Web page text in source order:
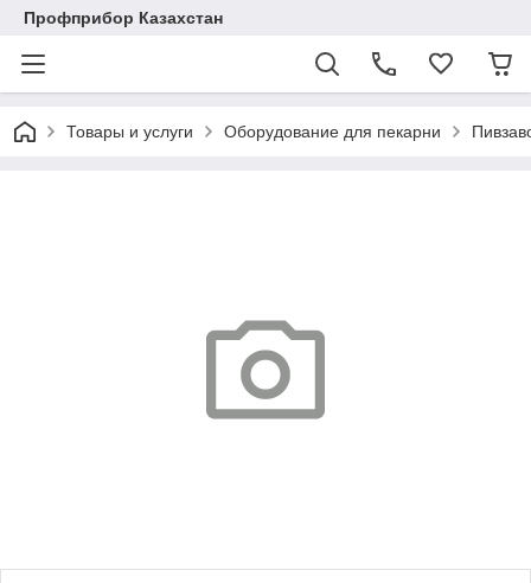
Профприбор Казахстан
Товары и услуги Оборудование для пекарни